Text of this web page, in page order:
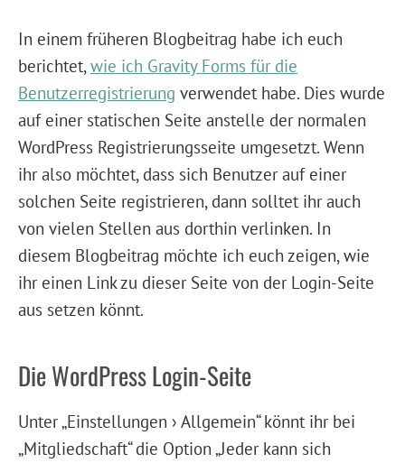
In einem früheren Blogbeitrag habe ich euch
berichtet,wie ich Gravity Forms für die
Benutzerregistrierung verwendet habe. Dies wurde
auf einer statischen Seite anstelle der normalen
WordPress Registrierungsseite umgesetzt. Wenn
ihr also möchtet, dass sich Benutzer auf einer
solchen Seite registrieren, dann solltet ihr auch
von vielen Stellen aus dorthin verlinken. In
diesem Blogbeitrag möchte ich euch zeigen, wie
ihr einen Link zu dieser Seite von der Login-Seite
aus setzen könnt.
Die WordPress Login-Seite
Unter „Einstellungen › Allgemein“ könnt ihr bei
„Mitgliedschaft“ die Option „Jeder kann sich